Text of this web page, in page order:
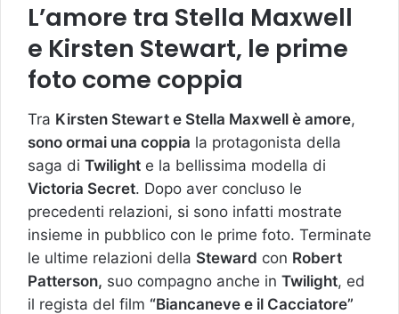
L’amore tra Stella Maxwell
e Kirsten Stewart, le prime
foto come coppia
Tra Kirsten Stewart e Stella Maxwell è amore,
sono ormai una coppia la protagonista della
saga di Twilight e la bellissima modella di
Victoria Secret. Dopo aver concluso le
precedenti relazioni, si sono infatti mostrate
insieme in pubblico con le prime foto. Terminate
le ultime relazioni della Steward con Robert
Patterson, suo compagno anche in Twilight, ed
il regista del film “Biancaneve e il Cacciatore”